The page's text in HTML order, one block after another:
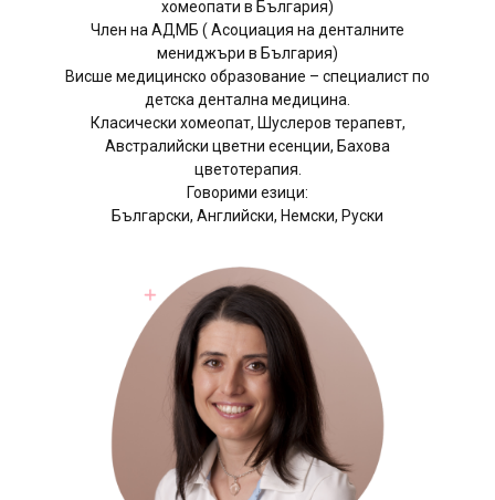
хомеопати в България)
Член на АДМБ ( Асоциация на денталните
мениджъри в България)
Висше медицинско образование – специалист по
детска дентална медицина.
Класически хомеопат, Шуслеров терапевт,
Австралийски цветни есенции, Бахова
цветотерапия.
Говорими езици:
Български, Английски, Немски, Руски